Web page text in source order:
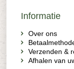
Informatie
Over ons
Verzenden &
Afhalen van